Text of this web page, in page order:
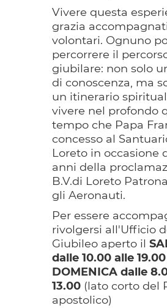
Vivere questa
grazia
volontari. Ognuno
percorrere il
giubilare: non solo
di conoscenza, ma
un itinerario
vivere nel profondo
tempo che Papa
concesso al
Loreto in occasione
anni della
B.V.di Loreto
gli Aeronauti.
Per essere
rivolgersi all'Ufficio
Giubileo aperto il
dalle 10.00 alle
DOMENICA dalle
13.00 (lato corto del
apostolico)